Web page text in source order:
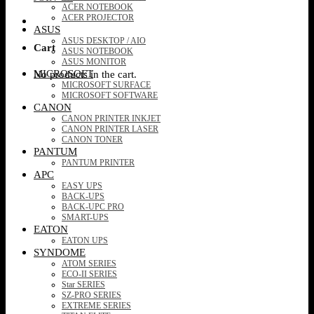
Cart
No products in the cart.
ACER NOTEBOOK
ACER PROJECTOR
ASUS
ASUS DESKTOP / AIO
ASUS NOTEBOOK
ASUS MONITOR
MICROSOFT
MICROSOFT SURFACE
MICROSOFT SOFTWARE
CANON
CANON PRINTER INKJET
CANON PRINTER LASER
CANON TONER
PANTUM
PANTUM PRINTER
APC
EASY UPS
BACK-UPS
BACK-UPC PRO
SMART-UPS
EATON
EATON UPS
SYNDOME
ATOM SERIES
ECO-II SERIES
Star SERIES
SZ-PRO SERIES
EXTREME SERIES